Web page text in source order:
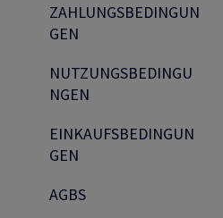
ZAHLUNGSBEDINGUN
GEN
NUTZUNGSBEDINGU
NGEN
EINKAUFSBEDINGUN
GEN
AGBS